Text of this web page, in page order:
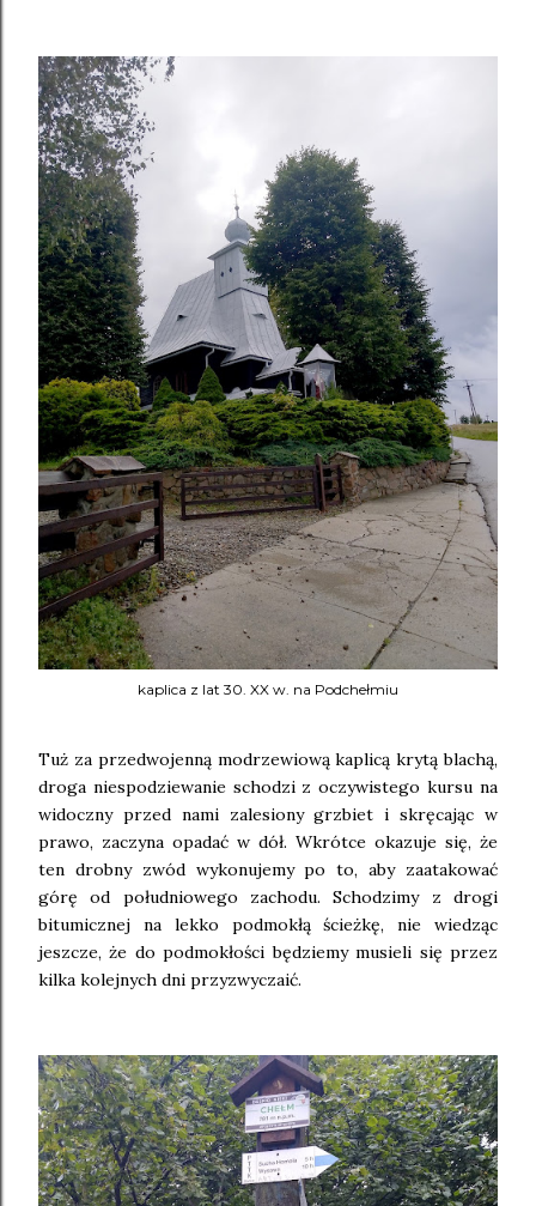
kaplica z lat 30. XX w. na Podchełmiu
Tuż za przedwojenną modrzewiową kaplicą krytą blachą,
droga niespodziewanie schodzi z oczywistego kursu na
widoczny przed nami zalesiony grzbiet i skręcając w
prawo, zaczyna opadać w dół. Wkrótce okazuje się, że
ten drobny zwód wykonujemy po to, aby zaatakować
górę od południowego zachodu. Schodzimy z drogi
bitumicznej na lekko podmokłą ścieżkę, nie wiedząc
jeszcze, że do podmokłości będziemy musieli się przez
kilka kolejnych dni przyzwyczaić.